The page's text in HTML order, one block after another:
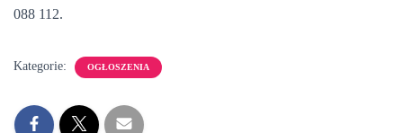
088 112.
Kategorie: OGŁOSZENIA